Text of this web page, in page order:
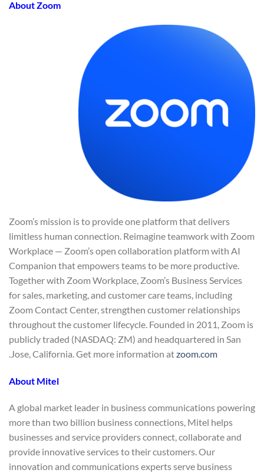
About Zoom
Zoom’s mission is to provide one platform that delivers
limitless human connection. Reimagine teamwork with Zoom
Workplace — Zoom’s open collaboration platform with AI
Companion that empowers teams to be more productive.
Together with Zoom Workplace, Zoom’s Business Services
for sales, marketing, and customer care teams, including
Zoom Contact Center, strengthen customer relationships
throughout the customer lifecycle. Founded in 2011, Zoom is
publicly traded (NASDAQ: ZM) and headquartered in San
Jose, California. Get more information atzoom.com
About Mitel
A global market leader in business communications powering
more than two billion business connections, Mitel helps
businesses and service providers connect, collaborate and
provide innovative services to their customers. Our
innovation and communications experts serve business